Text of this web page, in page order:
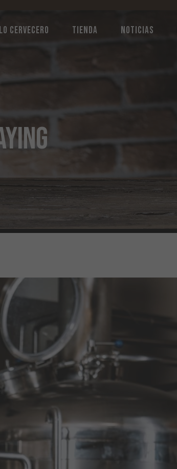
CERVECERO TIENDA NOTICIAS